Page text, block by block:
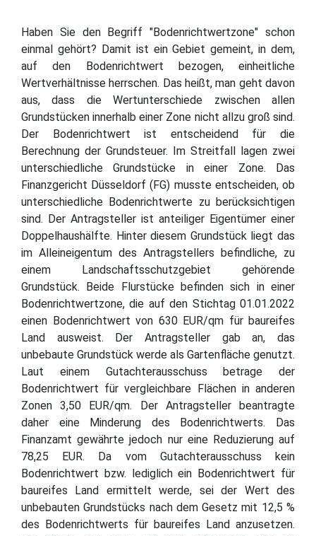
Haben Sie den Begriff "Bodenrichtwertzone" schon
einmal gehört? Damit ist ein Gebiet gemeint, in dem,
auf den Bodenrichtwert bezogen, einheitliche
Wertverhältnisse herrschen. Das heißt, man geht davon
aus, dass die Wertunterschiede zwischen allen
Grundstücken innerhalb einer Zone nicht allzu groß sind.
Der Bodenrichtwert ist entscheidend für die
Berechnung der Grundsteuer. Im Streitfall lagen zwei
unterschiedliche Grundstücke in einer Zone. Das
Finanzgericht Düsseldorf (FG) musste entscheiden, ob
unterschiedliche Bodenrichtwerte zu berücksichtigen
sind. Der Antragsteller ist anteiliger Eigentümer einer
Doppelhaushälfte. Hinter diesem Grundstück liegt das
im Alleineigentum des Antragstellers befindliche, zu
einem Landschaftsschutzgebiet gehörende
Grundstück. Beide Flurstücke befinden sich in einer
Bodenrichtwertzone, die auf den Stichtag 01.01.2022
einen Bodenrichtwert von 630 EUR/qm für baureifes
Land ausweist. Der Antragsteller gab an, das
unbebaute Grundstück werde als Gartenfläche genutzt.
Laut einem Gutachterausschuss betrage der
Bodenrichtwert für vergleichbare Flächen in anderen
Zonen 3,50 EUR/qm. Der Antragsteller beantragte
daher eine Minderung des Bodenrichtwerts. Das
Finanzamt gewährte jedoch nur eine Reduzierung auf
78,25 EUR. Da vom Gutachterausschuss kein
Bodenrichtwert bzw. lediglich ein Bodenrichtwert für
baureifes Land ermittelt werde, sei der Wert des
unbebauten Grundstücks nach dem Gesetz mit 12,5 %
des Bodenrichtwerts für baureifes Land anzusetzen.